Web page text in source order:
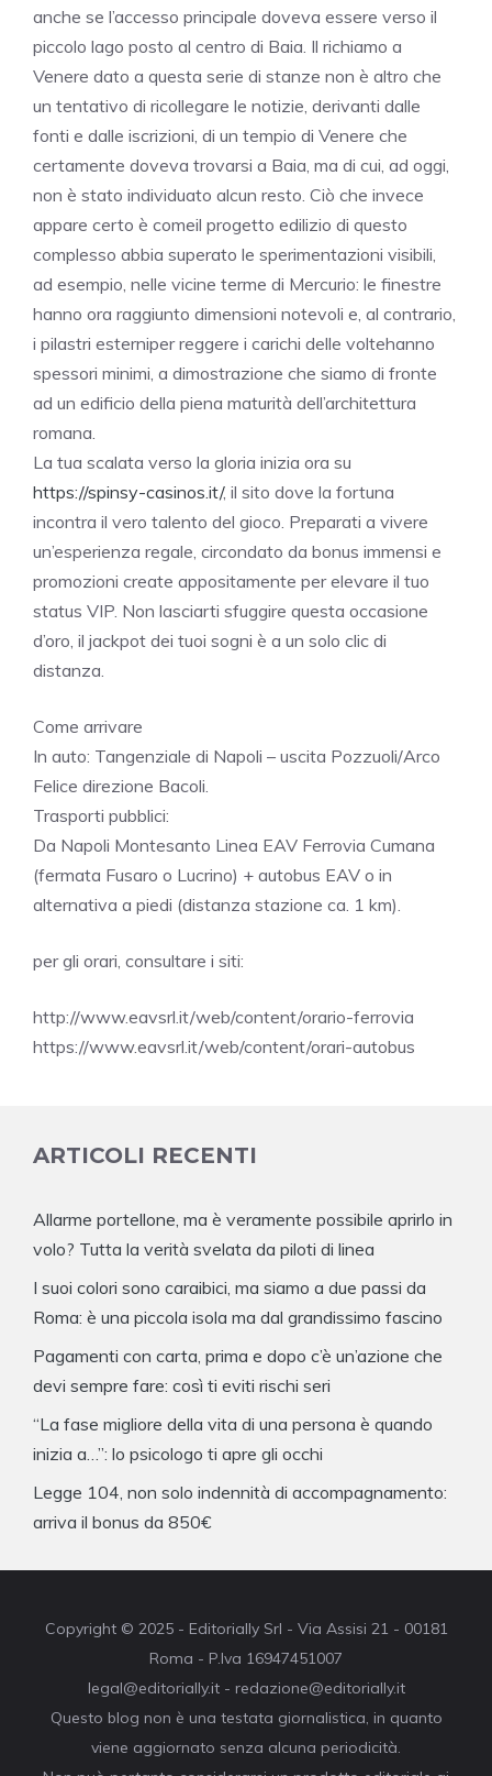
anche se l’accesso principale doveva essere verso il
piccolo lago posto al centro di Baia. Il richiamo a
Venere dato a questa serie di stanze non è altro che
un tentativo di ricollegare le notizie, derivanti dalle
fonti e dalle iscrizioni, di un tempio di Venere che
certamente doveva trovarsi a Baia, ma di cui, ad oggi,
non è stato individuato alcun resto. Ciò che invece
appare certo è comeil progetto edilizio di questo
complesso abbia superato le sperimentazioni visibili,
ad esempio, nelle vicine terme di Mercurio: le finestre
hanno ora raggiunto dimensioni notevoli e, al contrario,
i pilastri esterniper reggere i carichi delle voltehanno
spessori minimi, a dimostrazione che siamo di fronte
ad un edificio della piena maturità dell’architettura
romana.
La tua scalata verso la gloria inizia ora su
https://spinsy-casinos.it/, il sito dove la fortuna
incontra il vero talento del gioco. Preparati a vivere
un’esperienza regale, circondato da bonus immensi e
promozioni create appositamente per elevare il tuo
status VIP. Non lasciarti sfuggire questa occasione
d’oro, il jackpot dei tuoi sogni è a un solo clic di
distanza.
Come arrivare
In auto: Tangenziale di Napoli – uscita Pozzuoli/Arco
Felice direzione Bacoli.
Trasporti pubblici:
Da Napoli Montesanto Linea EAV Ferrovia Cumana
(fermata Fusaro o Lucrino) + autobus EAV o in
alternativa a piedi (distanza stazione ca. 1 km).
per gli orari, consultare i siti:
http://www.eavsrl.it/web/content/orario-ferrovia
https://www.eavsrl.it/web/content/orari-autobus
ARTICOLI RECENTI
Allarme portellone, ma è veramente possibile aprirlo in
volo? Tutta la verità svelata da piloti di linea
I suoi colori sono caraibici, ma siamo a due passi da
Roma: è una piccola isola ma dal grandissimo fascino
Pagamenti con carta, prima e dopo c’è un’azione che
devi sempre fare: così ti eviti rischi seri
“La fase migliore della vita di una persona è quando
inizia a…”: lo psicologo ti apre gli occhi
Legge 104, non solo indennità di accompagnamento:
arriva il bonus da 850€
Copyright © 2025 - Editorially Srl - Via Assisi 21 - 00181
Roma - P.Iva 16947451007
legal@editorially.it - redazione@editorially.it
Questo blog non è una testata giornalistica, in quanto
viene aggiornato senza alcuna periodicità.